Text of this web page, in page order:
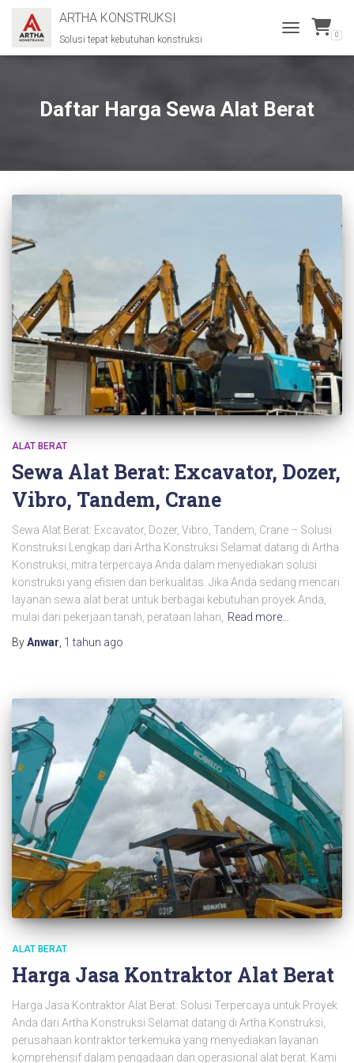
ARTHA KONSTRUKSI
Solusi tepat kebutuhan konstruksi
NAVIGATION
0
Daftar Harga Sewa Alat Berat
ALAT BERAT
Sewa Alat Berat: Excavator, Dozer,
Vibro, Tandem, Crane
Sewa Alat Berat: Excavator, Dozer, Vibro, Tandem, Crane – Solusi
Konstruksi Lengkap dari Artha Konstruksi Selamat datang di Artha
Konstruksi, mitra terpercaya Anda dalam menyediakan solusi
konstruksi yang efisien dan berkualitas. Jika Anda sedang mencari
layanan sewa alat berat untuk berbagai kebutuhan proyek Anda,
mulai dari pekerjaan tanah, perataan lahan,
Read more…
ByAnwar 1 tahun ago
ALAT BERAT
Harga Jasa Kontraktor Alat Berat
Harga Jasa Kontraktor Alat Berat: Solusi Terpercaya untuk Proyek
Anda dari Artha Konstruksi Selamat datang di Artha Konstruksi,
perusahaan kontraktor terkemuka yang menyediakan layanan
komprehensif dalam pengadaan dan operasional alat berat. Kami